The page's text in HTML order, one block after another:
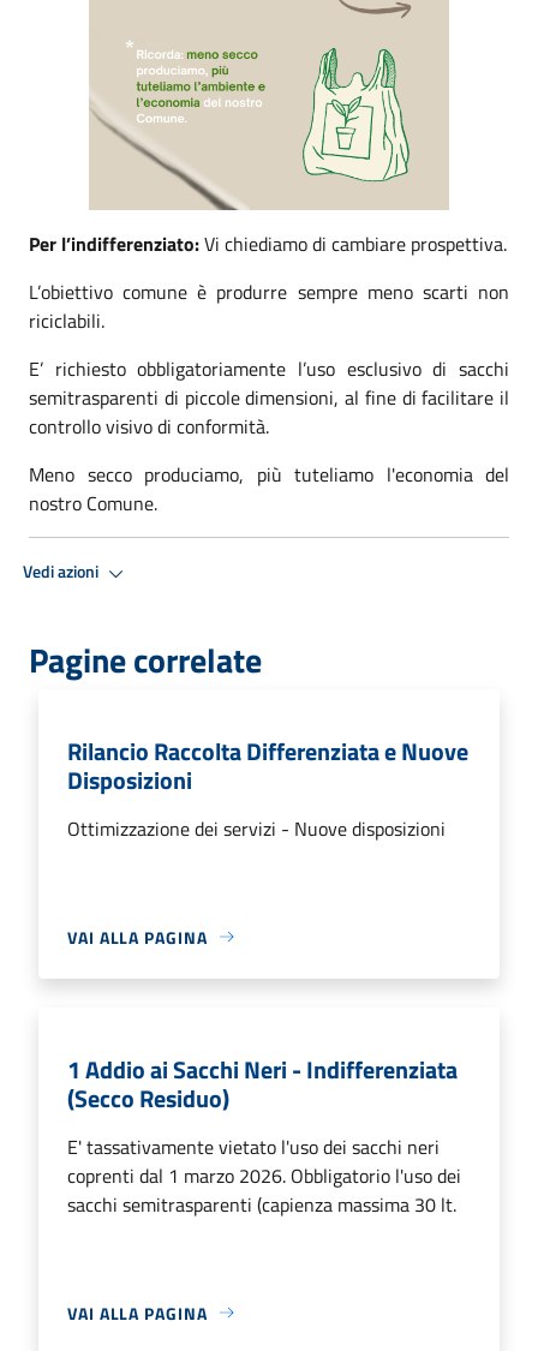
Per l’indifferenziato:Vi chiediamo di cambiare prospettiva.
L’obiettivo comune è produrre sempre meno scarti non
riciclabili.
E’ richiesto obbligatoriamente l’uso esclusivo di sacchi
semitrasparenti di piccole dimensioni, al fine di facilitare il
controllo visivo di conformità.
Meno secco produciamo, più tuteliamo l'economia del
nostro Comune.
Vedi azioni
Pagine correlate
Rilancio Raccolta Differenziata e Nuove
Disposizioni
Ottimizzazione dei servizi - Nuove disposizioni
VAI ALLA PAGINA
1 Addio ai Sacchi Neri - Indifferenziata
(Secco Residuo)
E' tassativamente vietato l'uso dei sacchi neri
coprenti dal 1 marzo 2026. Obbligatorio l'uso dei
sacchi semitrasparenti (capienza massima 30 lt.
VAI ALLA PAGINA